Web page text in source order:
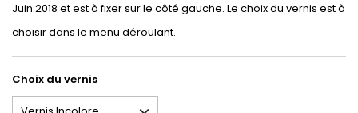
Juin 2018 et est à fixer sur le côté gauche. Le choix du vernis est à
choisir dans le menu déroulant.
Choix du vernis